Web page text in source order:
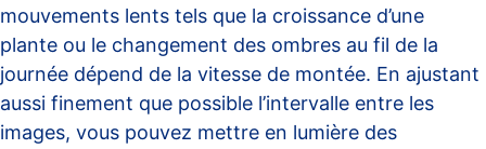
mouvements lents tels que la croissance d’une
plante ou le changement des ombres au fil de la
journée dépend de la vitesse de montée. En ajustant
aussi finement que possible l’intervalle entre les
images, vous pouvez mettre en lumière des